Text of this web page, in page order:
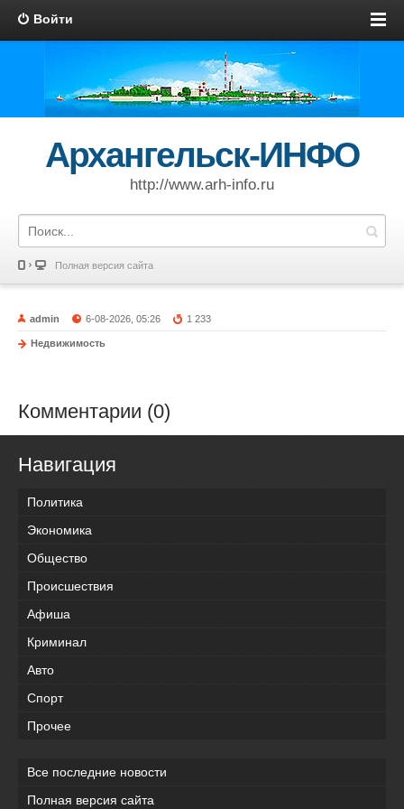
Войти
Архангельск-ИНФО
http://www.arh-info.ru
Полная версия сайта
admin 6-08-2026, 05:26 1 233
Недвижимость
Комментарии (0)
Навигация
Политика
Экономика
Общество
Происшествия
Афиша
Криминал
Авто
Спорт
Прочее
Все последние новости
Полная версия сайта